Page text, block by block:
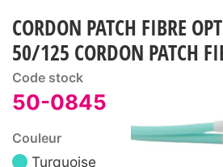
CORDON PATCH FIBRE
50/125 CORDON PATCH
Code stock
50-0845
Couleur
Turquoise